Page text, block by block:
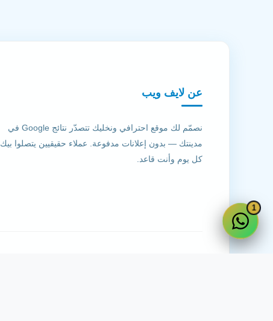
عن لايف ويب
نصمّم لك موقع احترافي ونخليك تتصدّر نتائج Google في
مدينتك — بدون إعلانات مدفوعة. عملاء حقيقيين يتصلوا بيك
كل يوم وأنت قاعد.
1